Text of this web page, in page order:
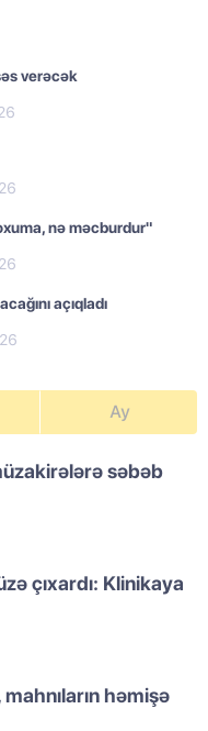
verəcək
nə məcburdur"
açıqladı
Ay
səbəb
çıxardı: Klinikaya
həmişə